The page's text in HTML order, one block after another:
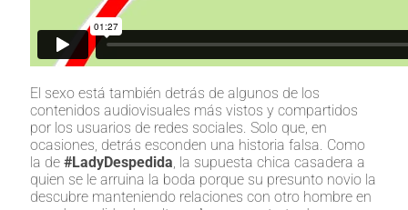
El sexo está también detrás de algunos de los
contenidos audiovisuales más vistos y compartidos
por los usuarios de redes sociales. Solo que, en
ocasiones, detrás esconden una historia falsa. Como
la de #LadyDespedida , la supuesta chica casadera a
quien se le arruina la boda porque su presunto novio la
descubre manteniendo relaciones con otro hombre en